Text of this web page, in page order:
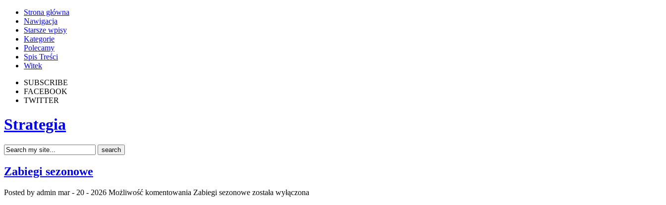
Strona główna
Nawigacja
Starsze wpisy
Kategorie
Polecamy
Spis Treści
Witek
SUBSCRIBE
FACEBOOK
TWITTER
Strategia
Zabiegi sezonowe
Posted by admin mar - 20 - 2026 Możliwość komentowania Zabiegi sezonowe została wyłączona